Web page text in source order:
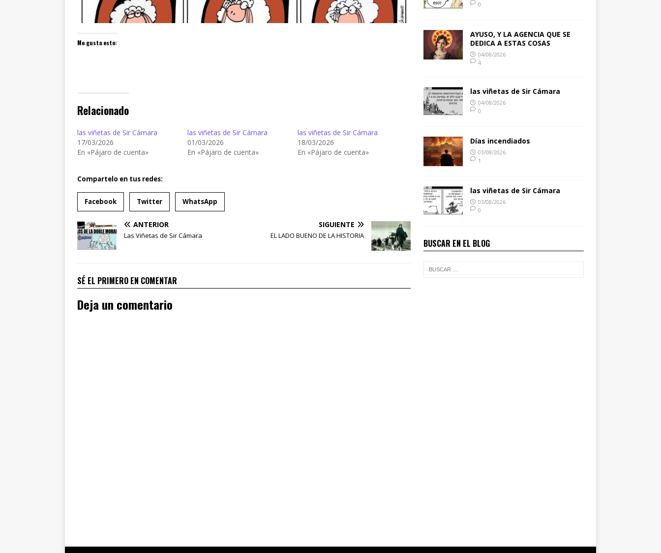
Me gusta esto:
Relacionado
las viñetas de Sir Cámara
17/03/2026
En «Pájaro de cuenta»
las viñetas de Sir Cámara
01/03/2026
En «Pájaro de cuenta»
las viñetas de Sir Cámara
18/03/2026
En «Pájaro de cuenta»
Compartelo en tus redes:
Facebook Twitter WhatsApp
ANTERIOR
Las Viñetas de Sir Cámara
SIGUIENTE
EL LADO BUENO DE LA HISTORIA
SÉ EL PRIMERO EN COMENTAR
Deja un comentario
0
AYUSO, Y LA AGENCIA QUE SE
DEDICA A ESTAS COSAS
04/08/2026
4
las viñetas de Sir Cámara
04/08/2026
0
Días incendiados
03/08/2026
1
las viñetas de Sir Cámara
03/08/2026
0
BUSCAR EN EL BLOG